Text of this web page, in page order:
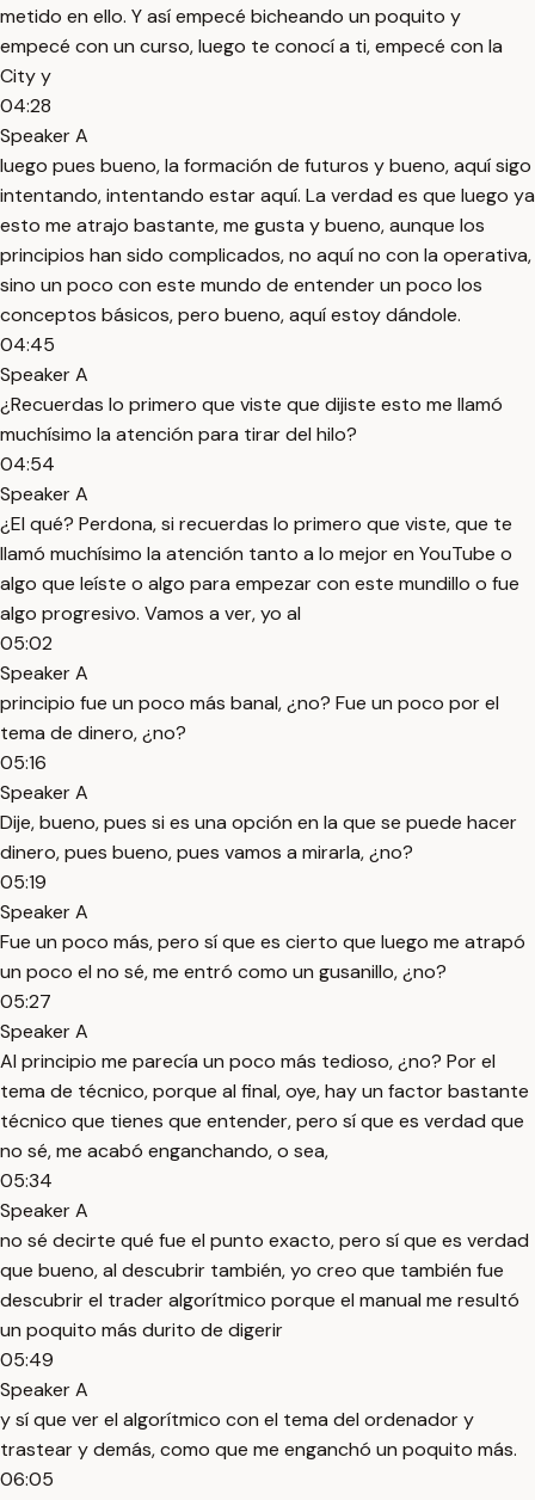
metido en ello. Y así empecé bicheando un poquito y
empecé con un curso, luego te conocí a ti, empecé con la
City y
04:28
Speaker A
luego pues bueno, la formación de futuros y bueno, aquí sigo
intentando, intentando estar aquí. La verdad es que luego ya
esto me atrajo bastante, me gusta y bueno, aunque los
principios han sido complicados, no aquí no con la operativa,
sino un poco con este mundo de entender un poco los
conceptos básicos, pero bueno, aquí estoy dándole.
04:45
Speaker A
¿Recuerdas lo primero que viste que dijiste esto me llamó
muchísimo la atención para tirar del hilo?
04:54
Speaker A
¿El qué? Perdona, si recuerdas lo primero que viste, que te
llamó muchísimo la atención tanto a lo mejor en YouTube o
algo que leíste o algo para empezar con este mundillo o fue
algo progresivo. Vamos a ver, yo al
05:02
Speaker A
principio fue un poco más banal, ¿no? Fue un poco por el
tema de dinero, ¿no?
05:16
Speaker A
Dije, bueno, pues si es una opción en la que se puede hacer
dinero, pues bueno, pues vamos a mirarla, ¿no?
05:19
Speaker A
Fue un poco más, pero sí que es cierto que luego me atrapó
un poco el no sé, me entró como un gusanillo, ¿no?
05:27
Speaker A
Al principio me parecía un poco más tedioso, ¿no? Por el
tema de técnico, porque al final, oye, hay un factor bastante
técnico que tienes que entender, pero sí que es verdad que
no sé, me acabó enganchando, o sea,
05:34
Speaker A
no sé decirte qué fue el punto exacto, pero sí que es verdad
que bueno, al descubrir también, yo creo que también fue
descubrir el trader algorítmico porque el manual me resultó
un poquito más durito de digerir
05:49
Speaker A
y sí que ver el algorítmico con el tema del ordenador y
trastear y demás, como que me enganchó un poquito más.
06:05